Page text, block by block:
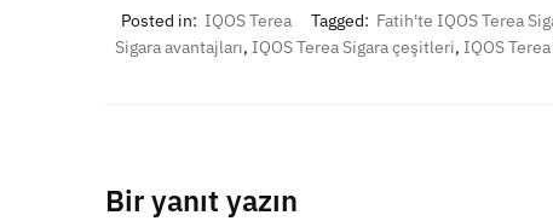
Posted in: IQOS Terea Tagged: Fatih'te IQOS Terea
Sigara avantajları, IQOS Terea Sigara çeşitleri, IQOS
Bir yanıt yazın